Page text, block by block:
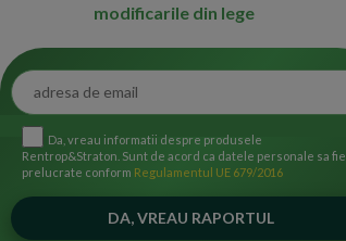
modificarile din lege
Da, vreau informatii despre produsele
Rentrop&Straton. Sunt de acord ca datele personale sa fie
prelucrate conform Regulamentul UE 679/2016